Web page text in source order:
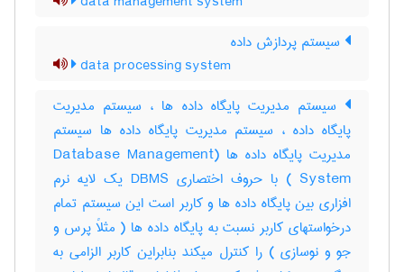
سیستم پردازش داده
data processing system
سیستم مدیریت پایگاه داده ها ، سیستم مدیریت
پایگاه داده ، سیستم مدیریت پایگاه داده ها سیستم
مدیریت پایگاه داده ها (Database Management
System ) با حروف اختصاری DBMS یک لایه نرم
افزاری بین پایگاه داده ها و کاربر است این سیستم تمام
درخواستهای کاربر نسبت به پایگاه داده ها ( مثلاً پرس و
جو و نوسازی ) را کنترل میکند بنابراین کاربر الزامی به